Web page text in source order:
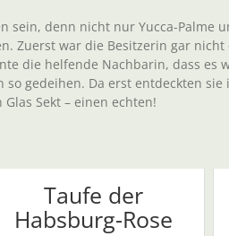
sein, denn nicht nur Yucca-Palme
Zuerst war die Besitzerin gar
die helfende Nachbarin, dass es
gedeihen. Da erst entdeckten
Sekt – einen echten!
Taufe der
Habsburg-Rose